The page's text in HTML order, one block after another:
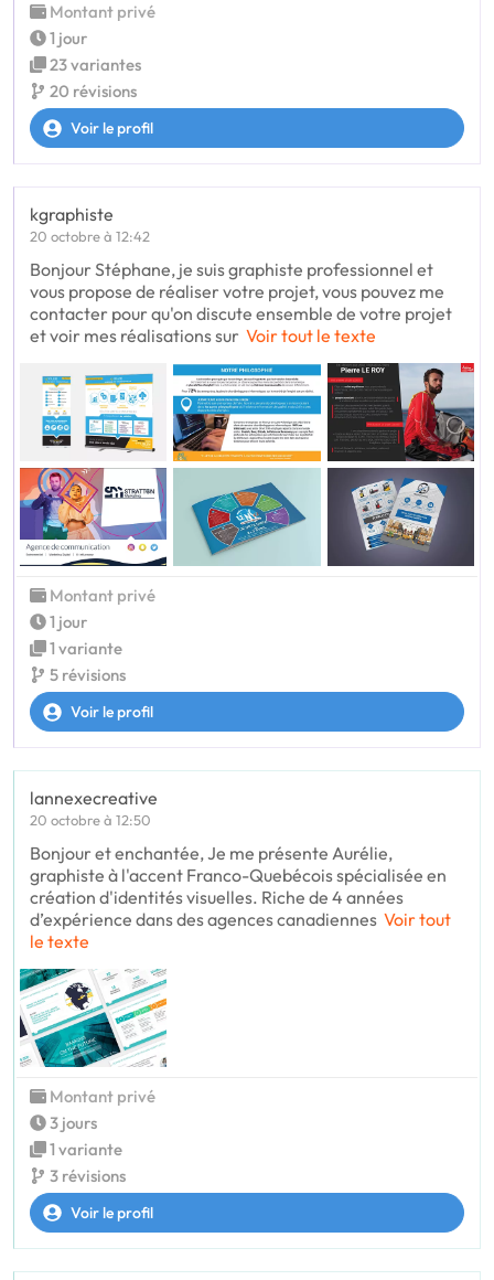
Montant privé
1 jour
23 variantes
20 révisions
Voir le profil
kgraphiste
20 octobre à 12:42
Bonjour Stéphane, je suis graphiste professionnel et
vous propose de réaliser votre projet, vous pouvez me
contacter pour qu'on discute ensemble de votre projet
et voir mes réalisations sur Voir tout le texte
Montant privé
1 jour
1 variante
5 révisions
Voir le profil
lannexecreative
20 octobre à 12:50
Bonjour et enchantée, Je me présente Aurélie,
graphiste à l'accent Franco-Quebécois spécialisée en
création d'identités visuelles. Riche de 4 années
d’expérience dans des agences canadiennes Voir tout
le texte
Montant privé
3 jours
1 variante
3 révisions
Voir le profil